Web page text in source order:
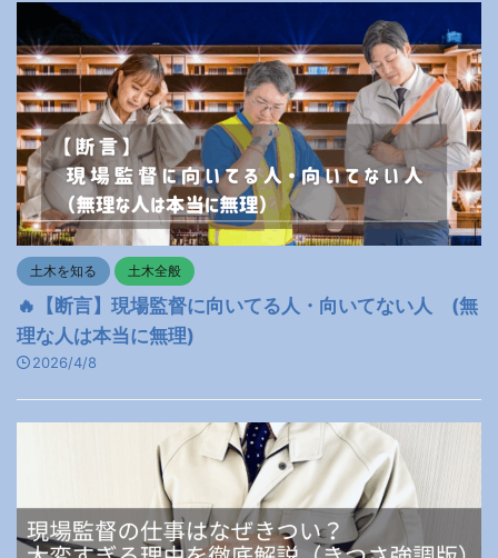
土木を知る 土木全般
🔥【断言】現場監督に向いてる人・向いてない人 (無
理な人は本当に無理)
2026/4/8